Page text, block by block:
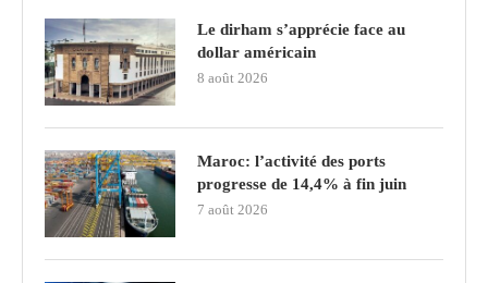
Le dirham s’apprécie face au
dollar américain
8 août 2026
Maroc: l’activité des ports
progresse de 14,4% à fin juin
7 août 2026